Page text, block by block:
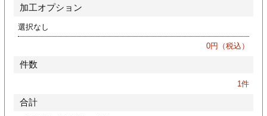
加工
ファイル印刷
加工オプション
選択なし
0円（税込）
件数
1件
合計